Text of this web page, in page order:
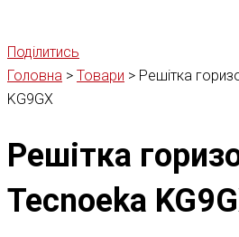
Поділитись
Головна > Товари > Решітка
KG9GX
Решітка
Tecnoeka